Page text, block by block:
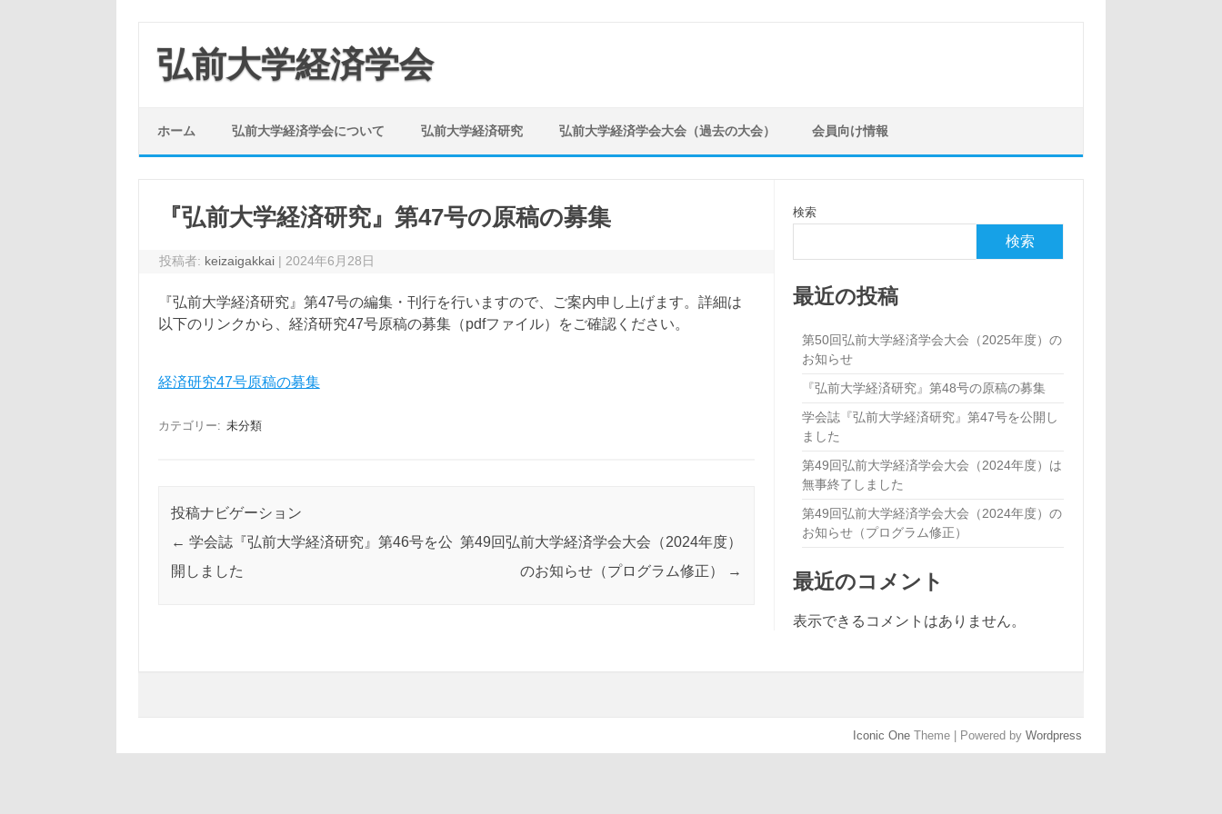
ス
弘前大学経済学会
ホーム 弘前大学経済学会について 弘前大学経済研究 弘前大学経済学会大会（過去の大会） 会員向け情報
『弘前大学経済研究』第47号の原稿の募集
投稿者: keizaigakkai | 2024年6月28日
『弘前大学経済研究』第47号の編集・刊行を行いますので、ご案内申し上げます。詳細は
以下のリンクから、経済研究47号原稿の募集（pdfファイル）をご確認ください。
経済研究47号原稿の募集
カテゴリー: 未分類
投稿ナビゲーション
← 学会誌『弘前大学経済研究』第46号を公
開しました
第49回弘前大学経済学会大会（2024年度）
のお知らせ（プログラム修正）
→
検索
検索
最近の投稿
第50回弘前大学経済学会大会（2025年度）の
お知らせ
『弘前大学経済研究』第48号の原稿の募集
学会誌『弘前大学経済研究』第47号を公開し
ました
第49回弘前大学経済学会大会（2024年度）は
無事終了しました
第49回弘前大学経済学会大会（2024年度）の
お知らせ（プログラム修正）
最近のコメント
表示できるコメントはありません。
Iconic One Theme | Powered by Wordpress